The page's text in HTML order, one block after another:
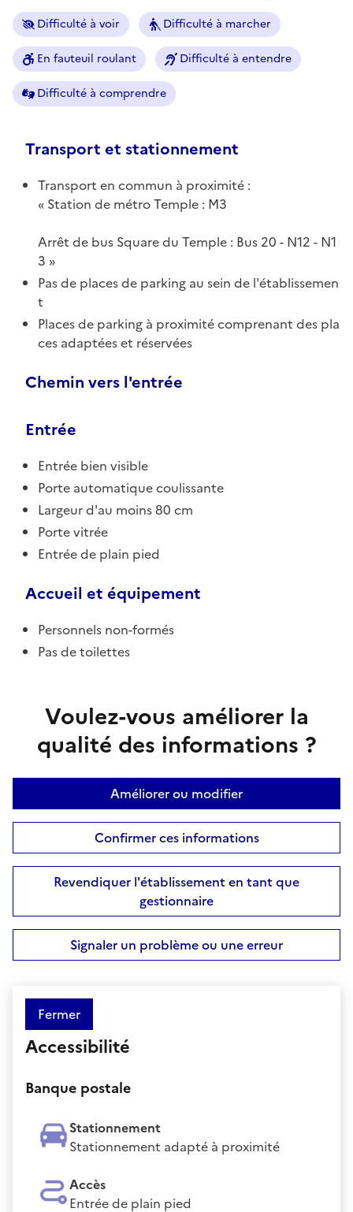
Difficulté à voir Difficulté à marcher
En fauteuil roulant Difficulté à entendre
Difficulté à comprendre
Transport et stationnement
Transport en commun à proximité :
Station de métro Temple : M3
Arrêt de bus Square du Temple : Bus 20 - N12 - N1
3
Pas de places de parking au sein de l'établissemen
t
Places de parking à proximité comprenant des pla
ces adaptées et réservées
Chemin vers l'entrée
Entrée
Entrée bien visible
Porte automatique coulissante
Largeur d'au moins 80 cm
Porte vitrée
Entrée de plain pied
Accueil et équipement
Personnels non-formés
Pas de toilettes
Voulez-vous améliorer la
qualité des informations ?
Améliorer ou modifier
Confirmer ces informations
Revendiquer l'établissement en tant que
gestionnaire
Signaler un problème ou une erreur
Fermer
Accessibilité
Banque postale
Stationnement
Stationnement adapté à proximité
Accès
Entrée de plain pied